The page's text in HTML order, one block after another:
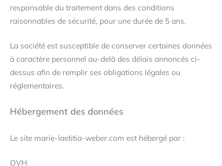
responsable du traitement dans des conditions
raisonnables de sécurité, pour une durée de 5 ans.
La société est susceptible de conserver certaines données
à caractère personnel au-delà des délais annoncés ci-
dessus afin de remplir ses obligations légales ou
réglementaires.
Hébergement des données
Le site marie-laetitia-weber.com est hébergé par :
OVH